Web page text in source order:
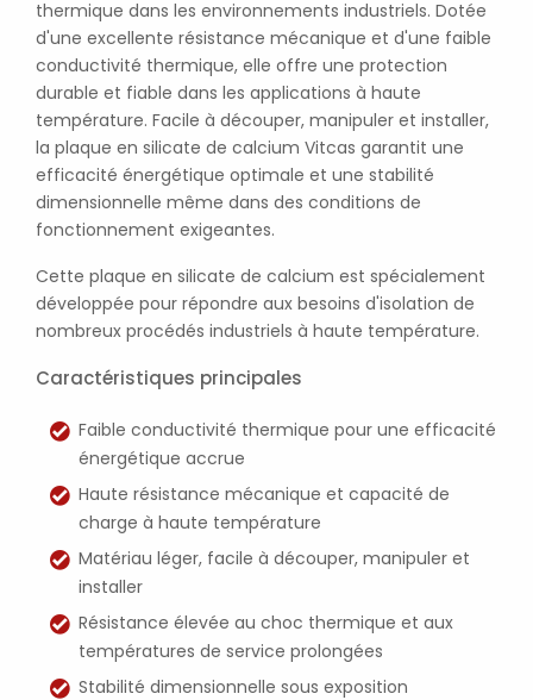
thermique dans les environnements industriels. Dotée
d'une excellente résistance mécanique et d'une faible
conductivité thermique, elle offre une protection
durable et fiable dans les applications à haute
température. Facile à découper, manipuler et installer,
la plaque en silicate de calcium Vitcas garantit une
efficacité énergétique optimale et une stabilité
dimensionnelle même dans des conditions de
fonctionnement exigeantes.
Cette plaque en silicate de calcium est spécialement
développée pour répondre aux besoins d'isolation de
nombreux procédés industriels à haute température.
Caractéristiques principales
Faible conductivité thermique pour une efficacité
énergétique accrue
Haute résistance mécanique et capacité de
charge à haute température
Matériau léger, facile à découper, manipuler et
installer
Résistance élevée au choc thermique et aux
températures de service prolongées
Stabilité dimensionnelle sous exposition